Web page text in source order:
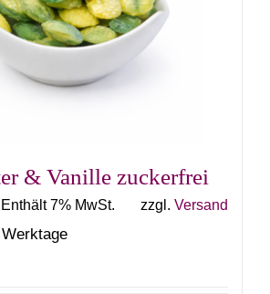
Optionen
können
auf
werden
& Vanille zuckerfrei
Enthält 7% MwSt. zzgl. Versand